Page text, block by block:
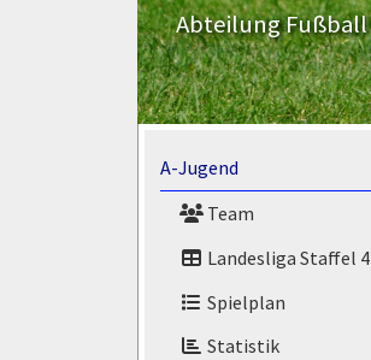
Abteilung Fußball
A-Jugend
Team
Landesliga Staffel 4
Spielplan
Statistik